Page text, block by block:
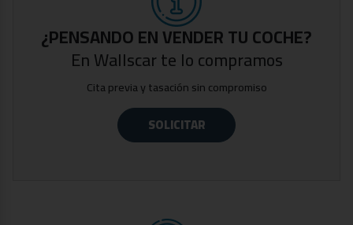
-Sensores de aparcamiento
-Luz ambiental personalizable
-Climatizador bizona
-Tres modos de conducción
-Dos llaves
Fecha de matriculación: Noviembre de 2021.
Vehículo certificado por técnico especializado,
acreditando la ausencia de daños estructurales y su
¿PENSANDO EN VENDER TU COCHE?
En Wallscar te lo compramos
Cita previa y tasación sin compromiso
SOLICITAR